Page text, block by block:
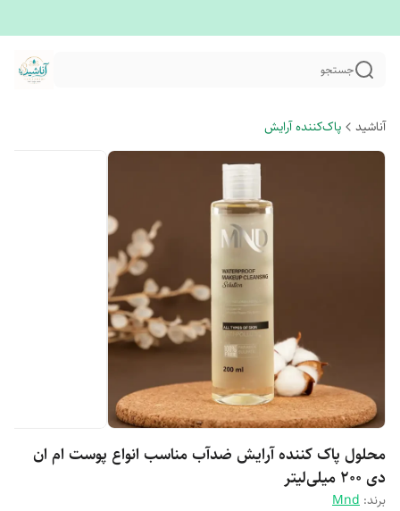
جستجو
آناشید پاک‌کننده آرایش
محلول پاک کننده آرایش ضدآب مناسب انواع پوست ام ان
دی 200 میلی‌لیتر
برند: Mnd